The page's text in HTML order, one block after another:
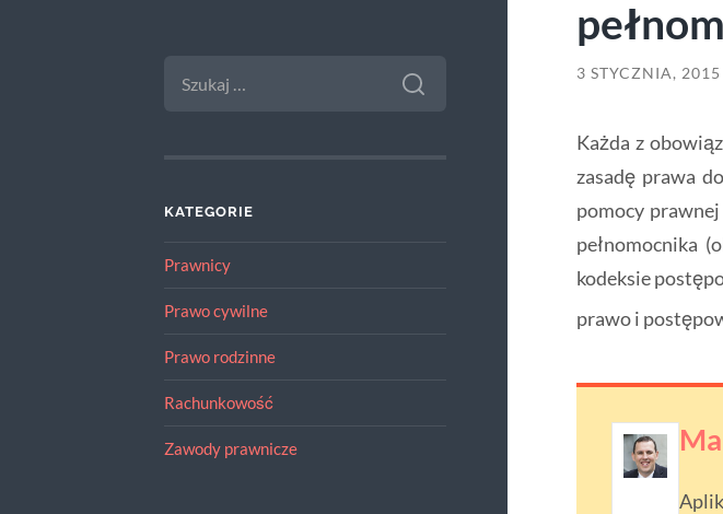
KATEGORIE
Prawnicy
Prawo cywilne
Prawo rodzinne
Rachunkowość
Zawody prawnicze
3 STYCZNIA, 2015
Każda z
zasadę prawa
pomocy
pełnomocnika
kodeksie
prawo i